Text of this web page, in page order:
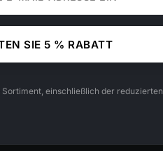
SIE 5 % RABATT
einschließlich der reduzierten